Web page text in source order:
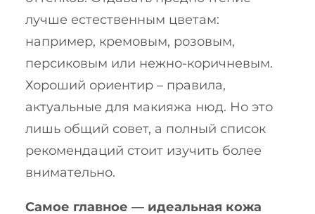
лучше естественным цветам:
например, кремовым, розовым,
персиковым или нежно-коричневым.
Хороший ориентир – правила,
актуальные для макияжа нюд. Но это
лишь общий совет, а полный список
рекомендаций стоит изучить более
внимательно.
Самое главное — идеальная кожа